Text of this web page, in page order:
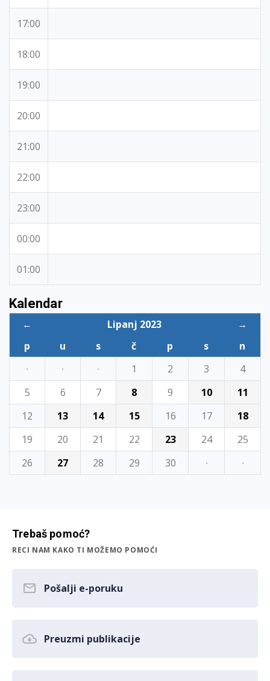
17:00
18:00
19:00
20:00
21:00
22:00
23:00
00:00
01:00
Kalendar
← Lipanj 2023
→
p
u s č p s
n
·
· · 1 2 3
4
5
6 7 8 9 10
11
12
13 14 15 16 17
18
19
20 21 22 23 24
25
26
27 28 29 30 · ·
Trebaš pomoć?
RECI NAM KAKO TI MOŽEMO POMOĆI
Pošalji e-poruku
Preuzmi publikacije